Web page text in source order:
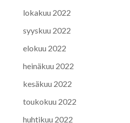
lokakuu 2022
syyskuu 2022
elokuu 2022
heinäkuu 2022
kesäkuu 2022
toukokuu 2022
huhtikuu 2022